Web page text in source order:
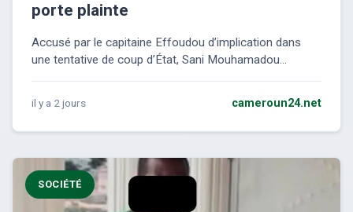
porte plainte
Accusé par le capitaine Effoudou d’implication dans
une tentative de coup d’État, Sani Mouhamadou...
il y a 2 jours cameroun24.net
SOCIÉTÉ